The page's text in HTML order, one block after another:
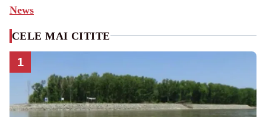
News
CELE MAI CITITE
1